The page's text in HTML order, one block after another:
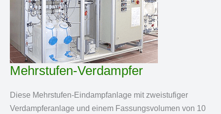
Mehrstufen-Verdampfer
Diese Mehrstufen-Eindampfanlage mit zweistufiger
Verdampferanlage und einem Fassungsvolumen von 10